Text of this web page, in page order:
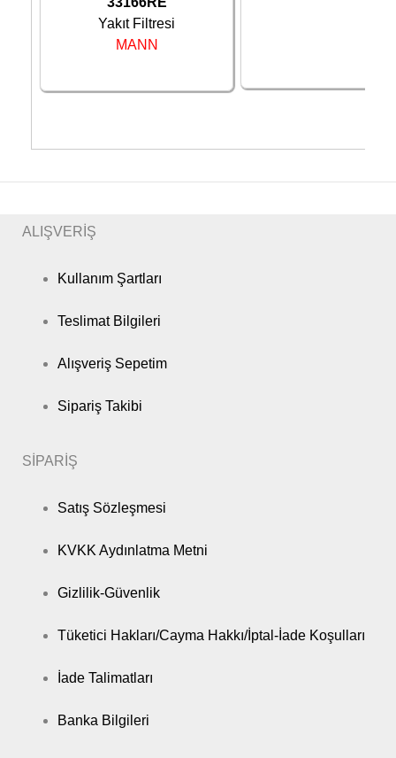
Yakıt Filtresi
MANN
ALIŞVERİŞ
Kullanım Şartları
Teslimat Bilgileri
Alışveriş Sepetim
Sipariş Takibi
SİPARİŞ
Satış Sözleşmesi
KVKK Aydınlatma Metni
Gizlilik-Güvenlik
Tüketici Hakları/Cayma Hakkı/İptal-İade Koşulları
İade Talimatları
Banka Bilgileri